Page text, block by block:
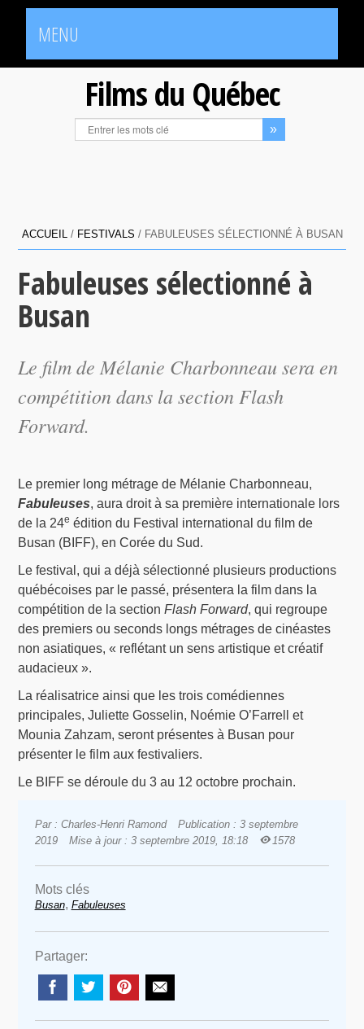
MENU
Films du Québec
ACCUEIL / FESTIVALS / FABULEUSES SÉLECTIONNÉ À BUSAN
Fabuleuses sélectionné à
Busan
Le film de Mélanie Charbonneau sera en
compétition dans la section Flash
Forward.
Le premier long métrage de Mélanie Charbonneau,
Fabuleuses, aura droit à sa première internationale lors
de la 24e édition du Festival international du film de
Busan (BIFF), en Corée du Sud.
Le festival, qui a déjà sélectionné plusieurs productions
québécoises par le passé, présentera la film dans la
compétition de la sectionFlash Forward, qui regroupe
des premiers ou seconds longs métrages de cinéastes
non asiatiques, « reflétant un sens artistique et créatif
audacieux ».
La réalisatrice ainsi que les trois comédiennes
principales, Juliette Gosselin, Noémie O’Farrell et
Mounia Zahzam, seront présentes à Busan pour
présenter le film aux festivaliers.
Le BIFF se déroule du 3 au 12 octobre prochain.
Par : Charles-Henri Ramond
Publication : 3 septembre
2019
Mise à jour : 3 septembre 2019, 18:18 1578
Mots clés
Busan, Fabuleuses
Partager: